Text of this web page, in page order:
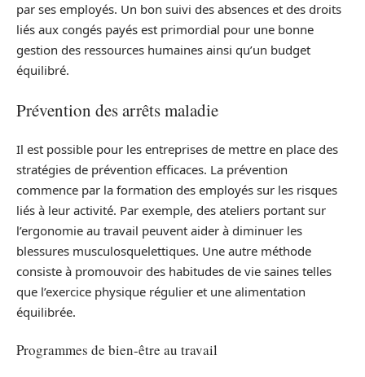
par ses employés. Un bon suivi des absences et des droits
liés aux congés payés est primordial pour une bonne
gestion des ressources humaines ainsi qu’un budget
équilibré.
Prévention des arrêts maladie
Il est possible pour les entreprises de mettre en place des
stratégies de prévention efficaces. La prévention
commence par la formation des employés sur les risques
liés à leur activité. Par exemple, des ateliers portant sur
l’ergonomie au travail peuvent aider à diminuer les
blessures musculosquelettiques. Une autre méthode
consiste à promouvoir des habitudes de vie saines telles
que l’exercice physique régulier et une alimentation
équilibrée.
Programmes de bien-être au travail